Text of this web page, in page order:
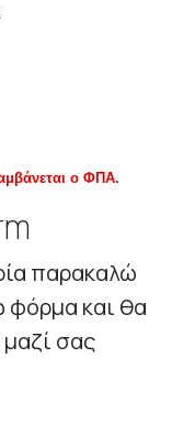
ο ΦΠΑ.
παρακαλώ
και θα
σας